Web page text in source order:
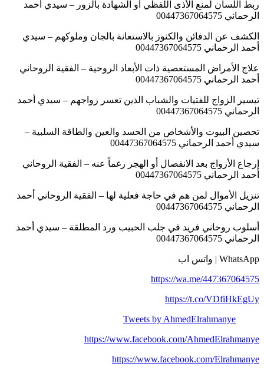
ربط اللسان لمنع الأذى اللفظي أو الشهادة بالزور – سيدي أحمد
الرحماني 00447367064575
الكشف عن الدفائن والكنوز بالاستعانة بالجان وملوكهم – سيدي
أحمد الرحماني 00447367064575
علاج الأمراض المستعصية ذات الأبعاد الروحية – الفقية الروحاني
أحمد الرحماني 00447367064575
تيسير الزواج للفتيات والشباب الذين تعسر زواجهم – سيدي أحمد
الرحماني 00447367064575
تحصين البيوت والأشخاص من الحسد والعين والطاقة السلبية –
سيدي أحمد الرحماني 00447367064575
إرجاع الأزواج بعد الانفصال أو الهجر رغماً عنه – الفقية الروحاني
أحمد الرحماني 00447367064575
تنزيل الأموال لمن هم في حاجة فعلية لها – الفقية الروحاني أحمد
الرحماني 00447367064575
أسلوب روحاني فريد في جلب الحبيب ورد المطلقة – سيدي أحمد
الرحماني 00447367064575
WhatsApp | واتس اب
https://wa.me/447367064575
https://t.co/VDfiHkEgUy
Tweets by AhmedElrahmanye
https://www.facebook.com/AhmedElrahmanye
https://www.facebook.com/Elrahmanye